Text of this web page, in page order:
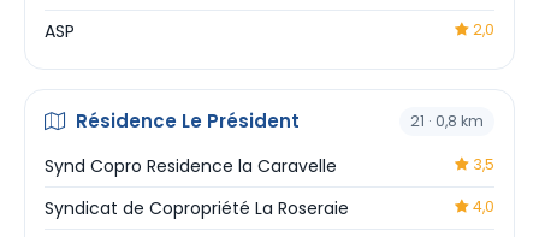
ASP 2,0
Résidence Le Président 21 · 0,8 km
Synd Copro Residence la Caravelle 3,5
Syndicat de Copropriété La Roseraie 4,0